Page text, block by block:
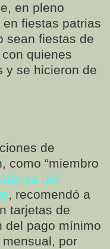
en pleno
fiestas patrias
sean fiestas de
quienes
y se hicieron de
de
como “miembro
del
, recomendó a
tarjetas de
del pago mínimo
por